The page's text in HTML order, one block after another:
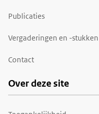
Publicaties
Vergaderingen en -stukken
Contact
Over deze site